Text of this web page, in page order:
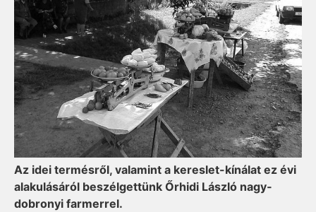
Az idei termésről, valamint a kereslet-kínálat ez évi
alakulásáról beszélgettünk Őrhidi László nagy­
dobronyi farmerrel.